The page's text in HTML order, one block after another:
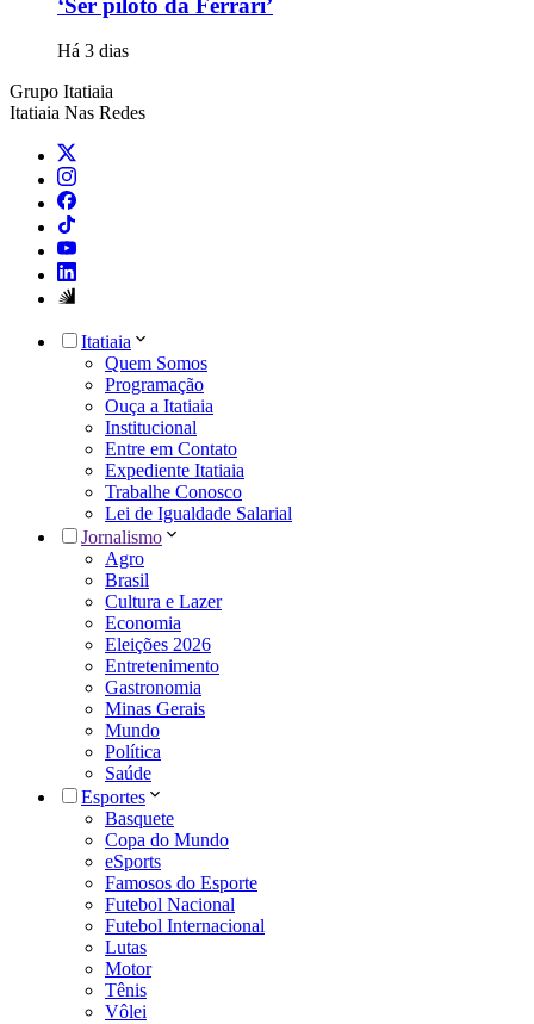
‘Ser piloto da Ferrari’
Há 3 dias
Grupo Itatiaia
Itatiaia Nas Redes
Itatiaia
Quem Somos
Programação
Ouça a Itatiaia
Institucional
Entre em Contato
Expediente Itatiaia
Trabalhe Conosco
Lei de Igualdade Salarial
Jornalismo
Agro
Brasil
Cultura e Lazer
Economia
Eleições 2026
Entretenimento
Gastronomia
Minas Gerais
Mundo
Política
Saúde
Esportes
Basquete
Copa do Mundo
eSports
Famosos do Esporte
Futebol Nacional
Futebol Internacional
Lutas
Motor
Tênis
Vôlei